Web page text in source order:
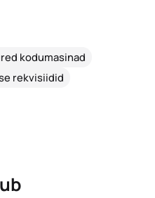
kodumasinad
rekvisiidid